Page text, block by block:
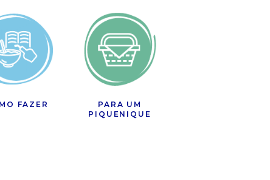
FAZER
PARA UM
PIQUENIQUE